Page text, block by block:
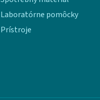
Laboratórne pomôcky
Prístroje